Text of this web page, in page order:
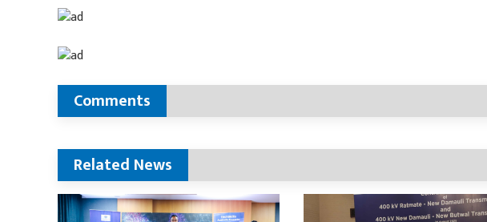
Comments
Related News